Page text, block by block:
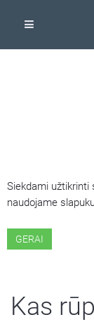
Siekdami užtikrinti
naudojame
GERAI
Kas